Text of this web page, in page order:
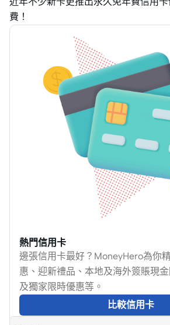
費！
熱門信用卡
邊張信用卡最好？MoneyHero為你
惠、迎新禮品、本地及海外簽賬現
及獨家限時優惠等。
比較信用卡